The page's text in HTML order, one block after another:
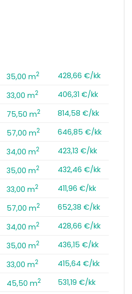
35,00 m2
428,66 €/kk
33,00 m2
406,31 €/kk
75,50 m2
814,58 €/kk
57,00 m2
646,85 €/kk
34,00 m2
423,13 €/kk
35,00 m2
432,46 €/kk
33,00 m2
411,96 €/kk
57,00 m2
652,38 €/kk
34,00 m2
428,66 €/kk
35,00 m2
436,15 €/kk
33,00 m2
415,64 €/kk
45,50 m2
531,19 €/kk